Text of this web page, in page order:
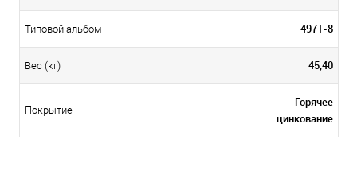
Типовой альбом 4971-8
Вес (кг) 45,40
Покрытие
Горячее
цинкование